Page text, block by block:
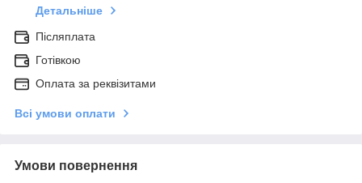
Детальніше
Післяплата
Готівкою
Оплата за реквізитами
Всі умови оплати
Умови повернення